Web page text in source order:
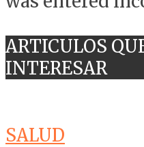
ARTICULOS
INTERESAR
SALUD